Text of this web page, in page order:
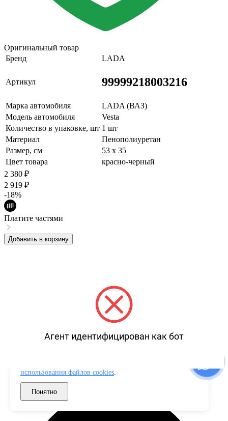
Оригинальный товар
Бренд
LADA
Артикул 99999218003216
Марка автомобиля
LADA (ВАЗ)
Модель автомобиля
Vesta
Количество в упаковке, шт 1 шт
Материал
Пенополиуретан
Размер, см
53 х 35
Цвет товара
красно-черный
2 380 ₽
2 919 ₽
-18%
Платите частями
Добавить в корзину
Агент идентифицирован как бот
Используем файлы cookies для корректной работы сайта,
использования файлов cookies.
Понятно